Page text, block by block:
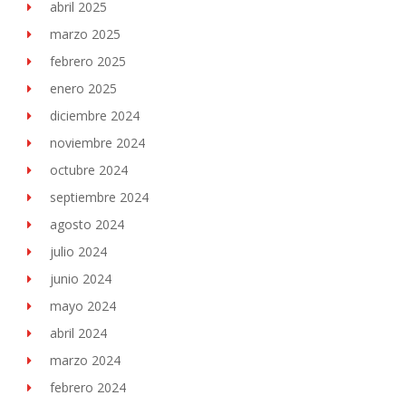
abril 2025
marzo 2025
febrero 2025
enero 2025
diciembre 2024
noviembre 2024
octubre 2024
septiembre 2024
agosto 2024
julio 2024
junio 2024
mayo 2024
abril 2024
marzo 2024
febrero 2024